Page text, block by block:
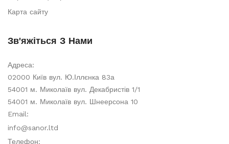
Карта сайту
Зв'яжіться З Нами
Адреса:
02000 Київ вул. Ю.Іллєнка 83а
54001 м. Миколаїв вул. Декабристів 1/1
54001 м. Миколаїв вул. Шнеерсона 10
Email:
info@sanor.ltd
Телефон: